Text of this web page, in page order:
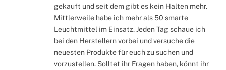
gekauft und seit dem gibt es kein Halten mehr.
Mittlerweile habe ich mehr als 50 smarte
Leuchtmittel im Einsatz. Jeden Tag schaue ich
bei den Herstellern vorbei und versuche die
neuesten Produkte für euch zu suchen und
vorzustellen. Solltet ihr Fragen haben, könnt ihr